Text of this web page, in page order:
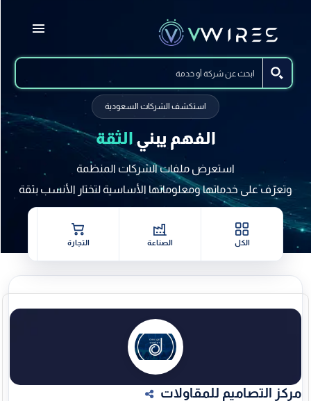
استكشف الشركات السعودية
الفهم يبني الثقة
استعرض ملفات الشركات المنظمة
وتعرّف على خدماتها ومعلوماتها الأساسية لتختار الأنسب بثقة
الكل الصناعة التجارة
مركز التصاميم للمقاولات